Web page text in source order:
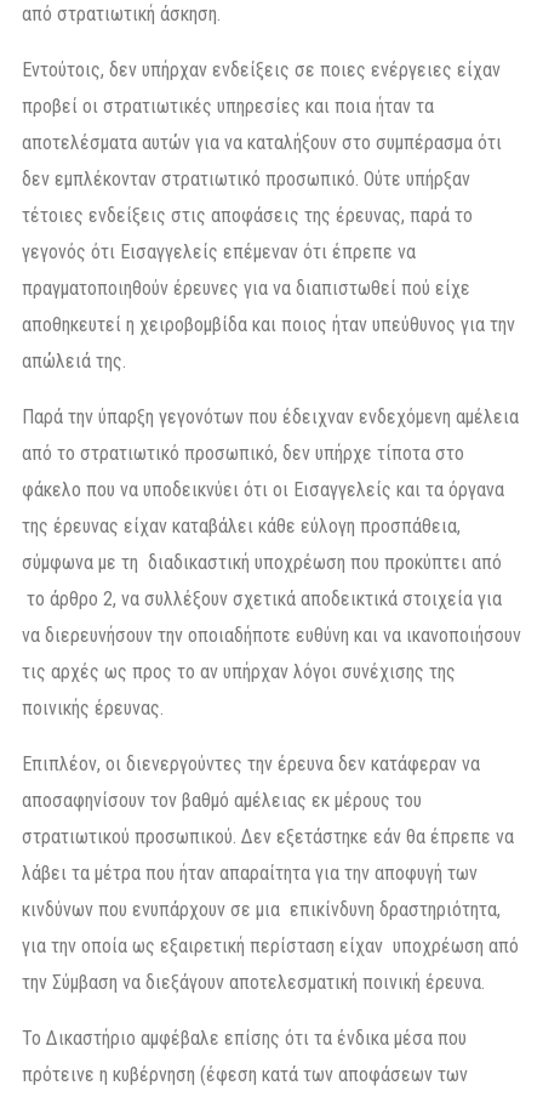
από στρατιωτική άσκηση.
Εντούτοις, δεν υπήρχαν ενδείξεις σε ποιες ενέργειες είχαν
προβεί οι στρατιωτικές υπηρεσίες και ποια ήταν τα
αποτελέσματα αυτών για να καταλήξουν στο συμπέρασμα ότι
δεν εμπλέκονταν στρατιωτικό προσωπικό. Ούτε υπήρξαν
τέτοιες ενδείξεις στις αποφάσεις της έρευνας, παρά το
γεγονός ότι Εισαγγελείς επέμεναν ότι έπρεπε να
πραγματοποιηθούν έρευνες για να διαπιστωθεί πού είχε
αποθηκευτεί η χειροβομβίδα και ποιος ήταν υπεύθυνος για την
απώλειά της.
Παρά την ύπαρξη γεγονότων που έδειχναν ενδεχόμενη αμέλεια
από το στρατιωτικό προσωπικό, δεν υπήρχε τίποτα στο
φάκελο που να υποδεικνύει ότι οι Εισαγγελείς και τα όργανα
της έρευνας είχαν καταβάλει κάθε εύλογη προσπάθεια,
σύμφωνα με τη διαδικαστική υποχρέωση που προκύπτει από
το άρθρο 2, να συλλέξουν σχετικά αποδεικτικά στοιχεία για
να διερευνήσουν την οποιαδήποτε ευθύνη και να ικανοποιήσουν
τις αρχές ως προς το αν υπήρχαν λόγοι συνέχισης της
ποινικής έρευνας.
Επιπλέον, οι διενεργούντες την έρευνα δεν κατάφεραν να
αποσαφηνίσουν τον βαθμό αμέλειας εκ μέρους του
στρατιωτικού προσωπικού. Δεν εξετάστηκε εάν θα έπρεπε να
λάβει τα μέτρα που ήταν απαραίτητα για την αποφυγή των
κινδύνων που ενυπάρχουν σε μια επικίνδυνη δραστηριότητα,
για την οποία ως εξαιρετική περίσταση είχαν υποχρέωση από
την Σύμβαση να διεξάγουν αποτελεσματική ποινική έρευνα.
Το Δικαστήριο αμφέβαλε επίσης ότι τα ένδικα μέσα που
πρότεινε η κυβέρνηση (έφεση κατά των αποφάσεων των